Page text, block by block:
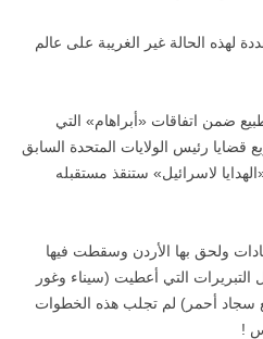
لهذه الحالة غير الغريبة على عالم
ضمن اتفاقات «أبراهام» التي
قضايا رئيس الولايات المتحدة السابق
لاسرائيل» ستنقذ مستقبله
ولحق بها الأردن وسقطت فيها
التي أعطيت (سيناء وغور
سجاد أحمر) لم تجلب هذه الخطوات
!